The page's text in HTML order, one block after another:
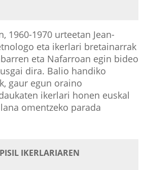
1960-1970 urteetan Jean-
eta ikerlari bretainarrak
eta Nafarroan egin bideo
dira. Balio handiko
gaur egun oraino
ikerlari honen euskal
omentzeko parada
IKERLARIAREN